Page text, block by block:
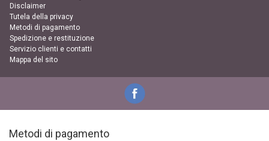
Disclaimer
Tutela della privacy
Metodi di pagamento
Spedizione e restituzione
Servizio clienti e contatti
Mappa del sito
Metodi di pagamento